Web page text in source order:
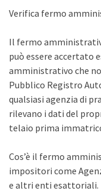
Verifica fermo
Il fermo
può essere accertato
amministrativo che
Pubblico Registro
qualsiasi agenzia di
rilevano i dati del
telaio prima
Cos’è il fermo
impositori come
e altri enti esattoriali.